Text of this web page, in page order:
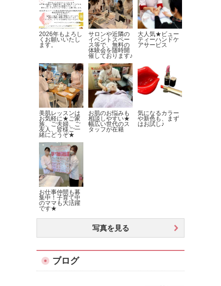
2026年もよろし
くお願いいたし
ます。
サロンや近隣の
イベントスペー
ス等で、無料の
体験会を随時開
催しております♪
大人気★ビュー
ティーハンドケ
アサービス
美肌レッスンは
お気軽に★ご家
族、ご夫婦、ご
友人、皆様ご一
緒にどうぞ★
お肌のお悩みも
相談しやすい★
幅広い世代のス
タッフが在籍
気になるカラー
や新色も、まず
はお試し♪
お仕事仲間も募
集中！子育て中
のママも大活躍
です★
写真を見る
ブログ